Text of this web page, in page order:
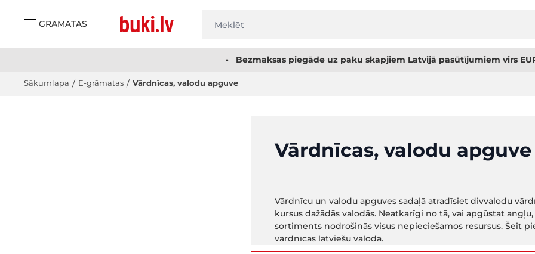
GRĀMATAS
• Bezmaksas piegāde uz paku skapjiem Latvijā pasūtījumiem virs
Sākumlapa / E-grāmatas / Vārdnīcas, valodu apguve
Vārdnīcas, valodu apguve
Vārdnīcu un valodu apguves sadaļā atradīsiet divvalodu
kursus dažādās valodās. Neatkarīgi no tā, vai apgūstat
sortiments nodrošinās visus nepieciešamos resursus. Šeit
vārdnīcas latviešu valodā.